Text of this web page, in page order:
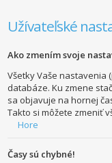
Užívateľské
Ako zmením svoje
Všetky Vaše nastavenia
databáze. Ku zmene
sa objavuje na hornej
Takto si môžete zmeniť
Hore
Časy sú chybné!